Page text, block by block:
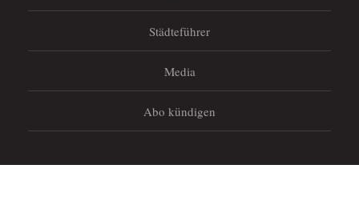
Städteführer
Media
Abo kündigen